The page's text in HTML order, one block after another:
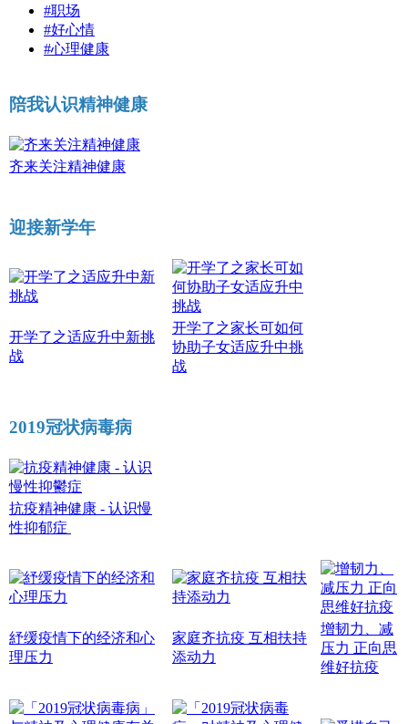
#职场
#好心情
#心理健康
陪我认识精神健康
齐来关注精神健康
迎接新学年
开学了之适应升中新挑
战
开学了之家长可如何
协助子女适应升中挑
战
2019冠状病毒病
抗疫精神健康 - 认识慢
性抑郁症
紓缓疫情下的经济和心
理压力
家庭齐抗疫 互相扶持
添动力
增韧力、减
压力 正向思
维好抗疫